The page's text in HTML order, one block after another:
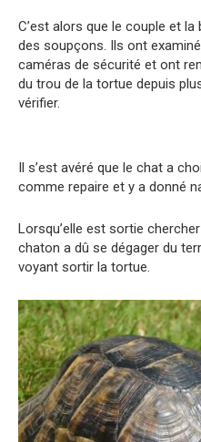
C’est alors que le couple et
des soupçons. Ils ont
caméras de sécurité et ont
du trou de la tortue depuis
vérifier.
Il s’est avéré que le chat a
comme repaire et y a donné
Lorsqu’elle est sortie
chaton a dû se dégager du
voyant sortir la tortue.